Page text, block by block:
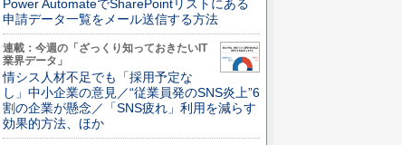
Power AutomateでSharePointリストにある
申請データ一覧をメール送信する方法
連載：今週の「ざっくり知っておきたいIT
業界データ」
情シス人材不足でも「採用予定な
し」中小企業の意見／“従業員発のSNS炎上”6
割の企業が懸念／「SNS疲れ」利用を減らす
効果的方法、ほか